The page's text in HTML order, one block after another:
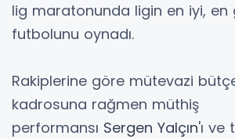
lig maratonunda ligin en iyi, en
futbolunu oynadı.
Rakiplerine göre mütevazi
kadrosuna rağmen müthiş
performansı Sergen Yalçın'ı ve